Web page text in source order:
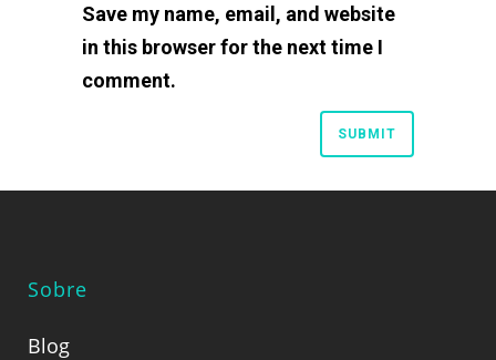
Save my name, email, and website
in this browser for the next time I
comment.
Sobre
Blog